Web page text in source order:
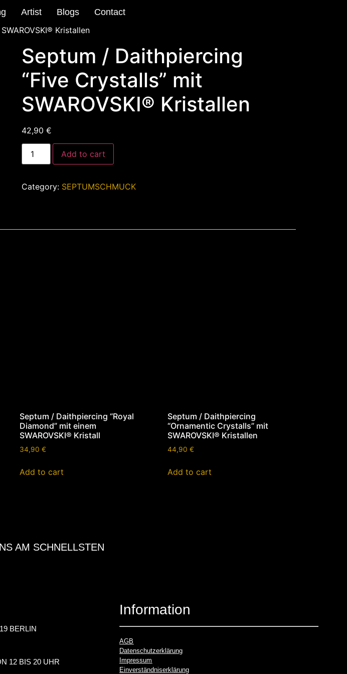
Artist Blogs
Contact
Kristallen
Septum / Daithpiercing
“Five Crystalls” mit
SWAROVSKI® Kristallen
42,90 €
Add to cart
Category: SEPTUMSCHMUCK
Septum / Daithpiercing “Royal
Diamond” mit einem
SWAROVSKI® Kristall
34,90€
Add to cart
Septum / Daithpiercing
“Ornamentic Crystalls” mit
SWAROVSKI® Kristallen
44,90€
Add to cart
AM SCHNELLSTEN
BERLIN
12 BIS 20 UHR
Information
AGB
Datenschutzerklärung
Impressum
Einverständniserklärung